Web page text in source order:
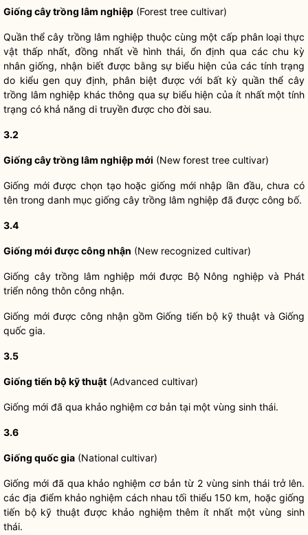
Giống cây trồng lâm nghiệp (Forest tree cultivar)
Quần thể cây trồng lâm nghiệp thuộc cùng một cấp phân loại thực
vật thấp nhất, đồng nhất về hình thái, ổn định qua các chu kỳ
nhân giống, nhận biết được bằng sự biểu hiện của các tính trạng
do kiểu gen quy định, phân biệt được với bất kỳ quần thể cây
trồng lâm nghiệp khác thông qua sự biểu hiện của ít nhất một tính
trạng có khả năng di truyền được cho đời sau.
3.2
Giống cây trồng lâm nghiệp mới (New forest tree cultivar)
Giống mới được chọn tạo hoặc giống mới nhập lần đầu, chưa có
tên trong danh mục giống cây trồng lâm nghiệp đã được công bố.
3.4
Giống mới được công nhận (New recognized cultivar)
Giống cây trồng lâm nghiệp mới được Bộ Nông nghiệp và Phát
triển nông thôn công nhận.
Giống mới được công nhận gồm Giống tiến bộ kỹ thuật và Giống
quốc gia.
3.5
Giống tiến bộ kỹ thuật (Advanced cultivar)
Giống mới đã qua khảo nghiệm cơ bản tại một vùng sinh thái.
3.6
Giống quốc gia (National cultivar)
Giống mới đã qua khảo nghiệm cơ bản từ 2 vùng sinh thái trở lên.
các địa điểm khảo nghiệm cách nhau tối thiểu 150 km, hoặc giống
tiến bộ kỹ thuật được khảo nghiệm thêm ít nhất một vùng sinh
thái.